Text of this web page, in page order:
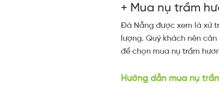
+ Mua nụ trầm
Đà Nẵng được xem là xứ
lượng. Quý khách nên
để chọn mua nụ trầm
Hướng dẫn mua nụ